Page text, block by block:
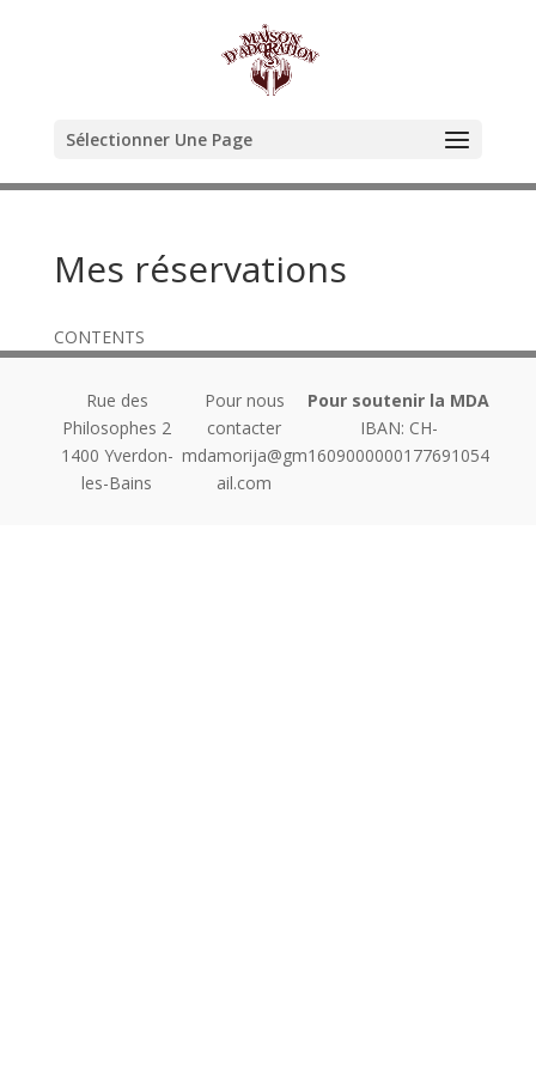
Sélectionner Une Page
Mes réservations
CONTENTS
Rue des
Philosophes 2
1400 Yverdon-
les-Bains
Pour nous
contacter
mdamorija@gm
ail.com
Pour soutenir la MDA
IBAN: CH-
1609000000177691054